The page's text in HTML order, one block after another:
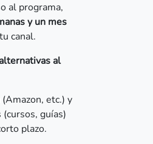
al programa,
y un mes
canal.
al
etc.) y
guías)
plazo.